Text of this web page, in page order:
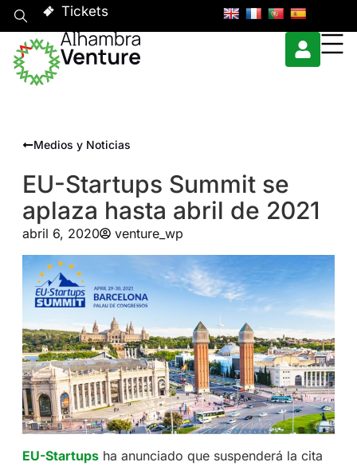
Tickets
Medios y Noticias
EU-Startups Summit se
aplaza hasta abril de 2021
abril 6, 2020 venture_wp
EU-Startupsha anunciado que suspenderá la cita